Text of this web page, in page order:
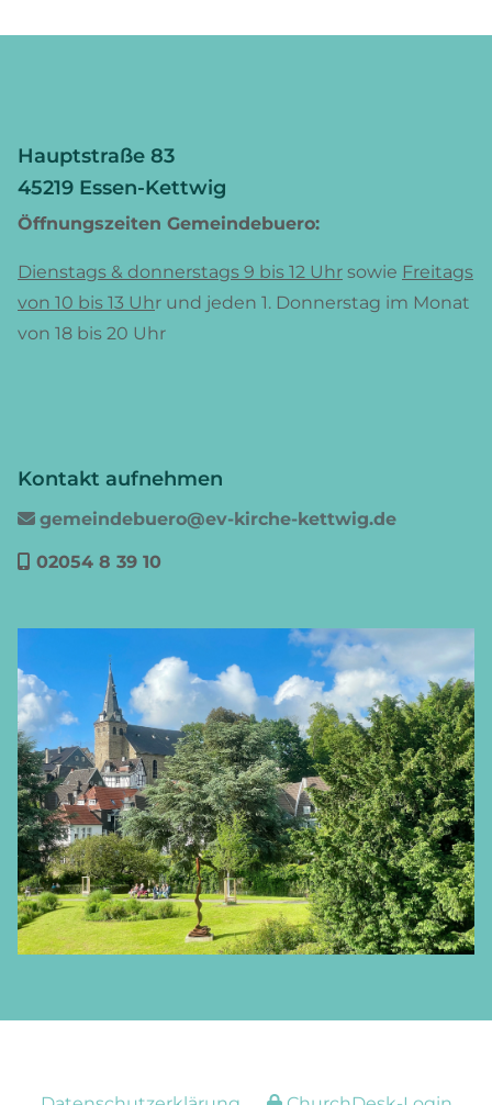
Hauptstraße 83
45219 Essen-Kettwig
Öffnungszeiten Gemeindebuero:
Dienstags & donnerstags 9 bis 12 Uhr sowie Freitags
von 10 bis 13 Uhr und jeden 1. Donnerstag im Monat
von 18 bis 20 Uhr
Kontakt aufnehmen
 gemeindebuero@ev-kirche-kettwig.de
02054 8 39 10